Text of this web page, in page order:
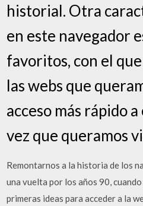
historial. Otra
en este navegador
favoritos, con el
las webs que
acceso más rápido
vez que queramos
Remontarnos a la historia de los
una vuelta por los años 90,
primeras ideas para acceder a la